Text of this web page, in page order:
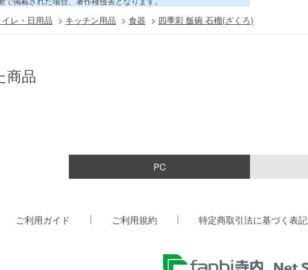
レ・日用品 > キッチン用品 > 食器 > 四季彩 飯碗 石榴(ざくろ)
商品
PC
ご利用ガイド ご利用規約 特定商取引法に基づく表記